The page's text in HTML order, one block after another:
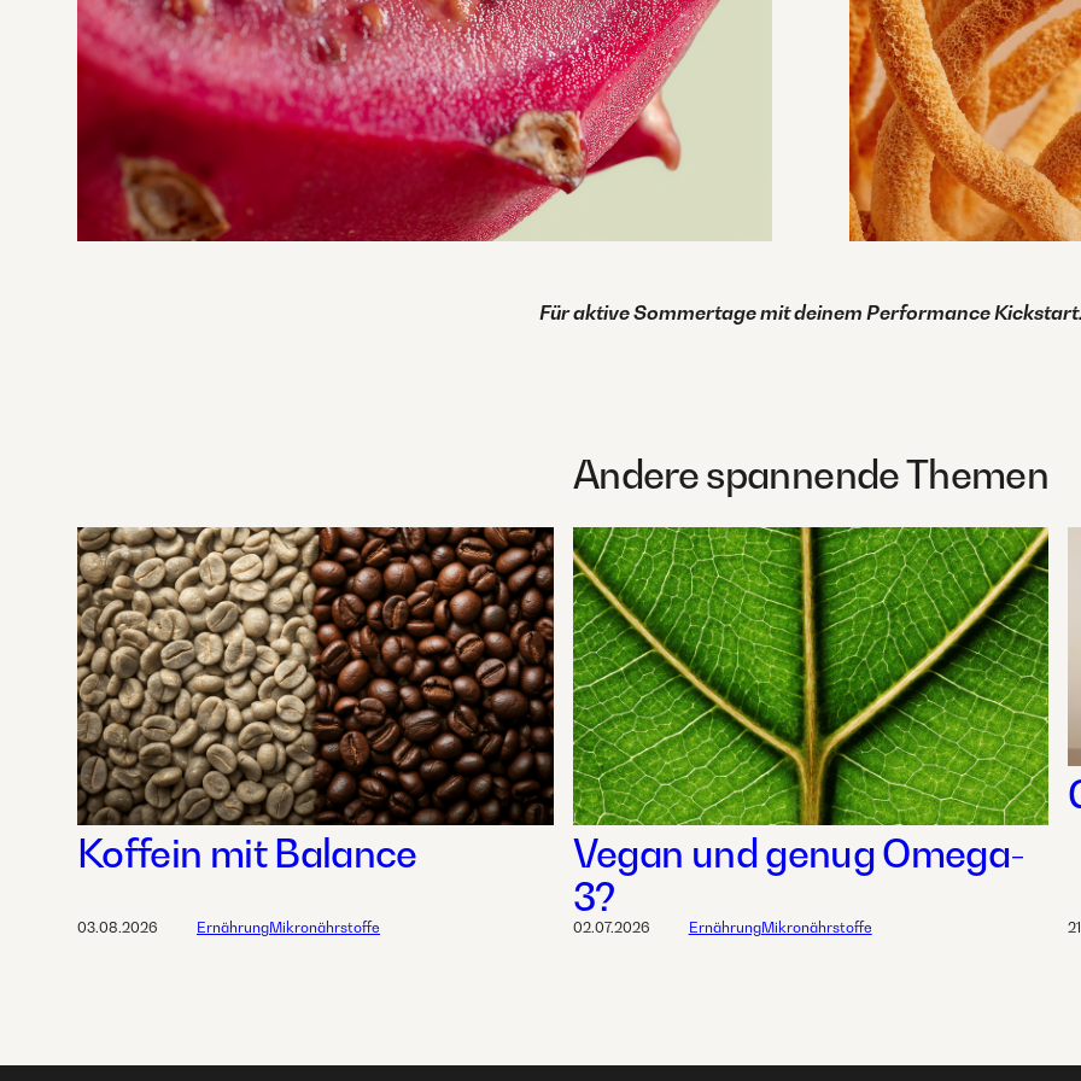
Für aktive Sommertage mit deinem Performance
Andere spannende Themen
03.08.2026
Koffein mit Balance
ErnährungMikronährstoffe 02.07.2026
Vegan und genug Omega-
3?
ErnährungMikronährstoffe